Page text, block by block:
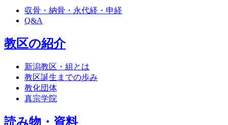
収骨・納骨・永代経・申経
Q&A
教区の紹介
新潟教区・組とは
教区誕生までの歩み
教化団体
真宗学院
読み物・資料